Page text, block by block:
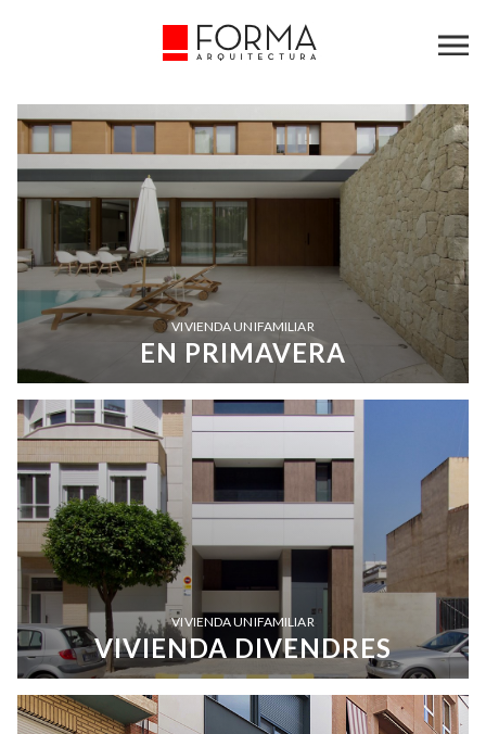
VIVIENDA UNIFAMILIAR
EN PRIMAVERA
VIVIENDA UNIFAMILIAR
VIVIENDA DIVENDRES